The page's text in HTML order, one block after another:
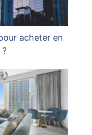
acheter en
?